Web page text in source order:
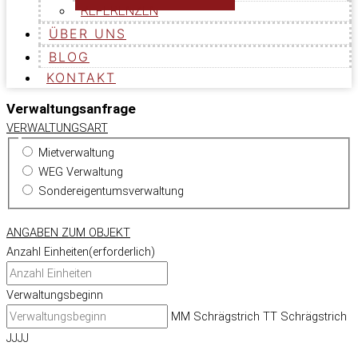
REFERENZEN
ÜBER UNS
BLOG
KONTAKT
Verwaltungsanfrage
VERWALTUNGSART
Mietverwaltung
WEG Verwaltung
Sondereigentumsverwaltung
ANGABEN ZUM OBJEKT
Anzahl Einheiten(erforderlich)
Verwaltungsbeginn
MM Schrägstrich TT Schrägstrich
JJJJ